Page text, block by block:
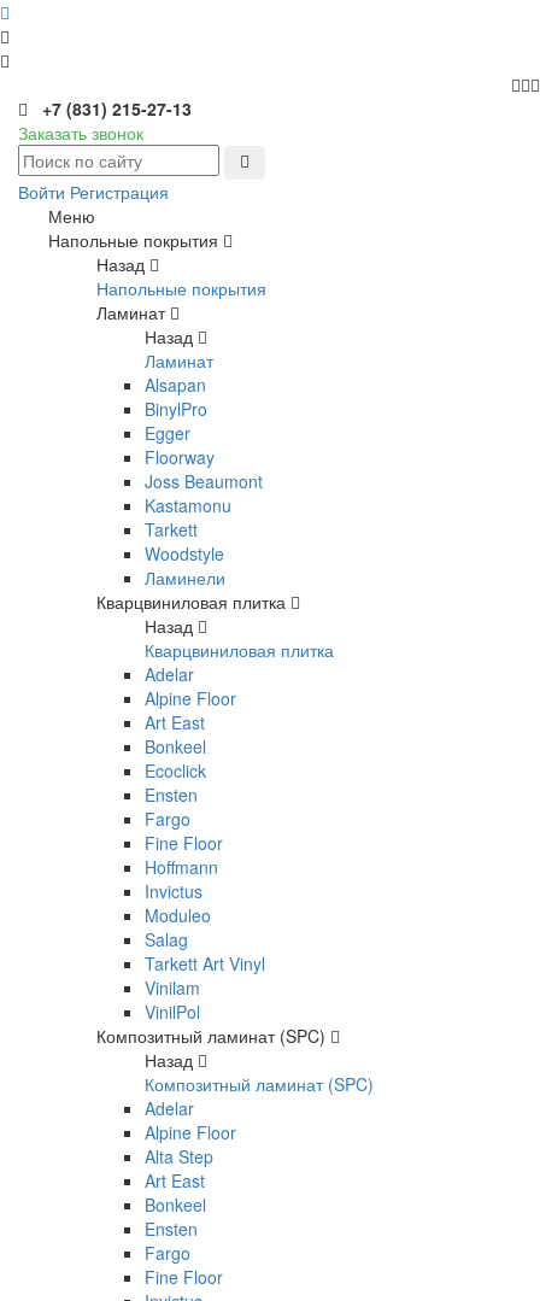
+7 (831) 215-27-13
Заказать звонок
Войти Регистрация
Меню
Напольные покрытия
Назад
Напольные покрытия
Ламинат
Назад
Ламинат
Alsapan
BinylPro
Egger
Floorway
Joss Beaumont
Kastamonu
Tarkett
Woodstyle
Ламинели
Кварцвиниловая плитка
Назад
Кварцвиниловая плитка
Adelar
Alpine Floor
Art East
Bonkeel
Ecoclick
Ensten
Fargo
Fine Floor
Hoffmann
Invictus
Moduleo
Salag
Tarkett Art Vinyl
Vinilam
VinilPol
Композитный ламинат (SPC)
Назад
Композитный ламинат (SPC)
Adelar
Alpine Floor
Alta Step
Art East
Bonkeel
Ensten
Fargo
Fine Floor